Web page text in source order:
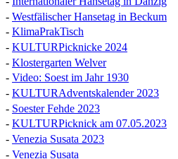
- Westfälischer Hansetag in Beckum
- KlimaPrakTisch
- KULTURPicknicke 2024
- Klostergarten Welver
- Video: Soest im Jahr 1930
- KULTURAdventskalender 2023
- Soester Fehde 2023
- KULTURPicknick am 07.05.2023
- Venezia Susata 2023
- Venezia Susata